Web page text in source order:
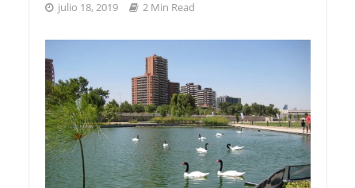
julio 18, 2019 2 Min Read